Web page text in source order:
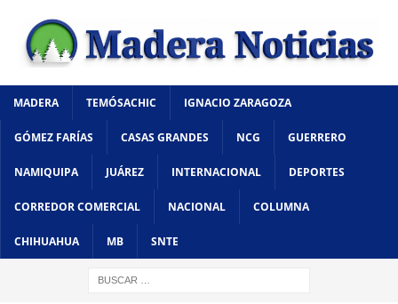
MADERA TEMÓSACHIC IGNACIO ZARAGOZA
GÓMEZ FARÍAS CASAS GRANDES NCG GUERRERO
NAMIQUIPA JUÁREZ INTERNACIONAL DEPORTES
CORREDOR COMERCIAL NACIONAL COLUMNA
CHIHUAHUA MB SNTE